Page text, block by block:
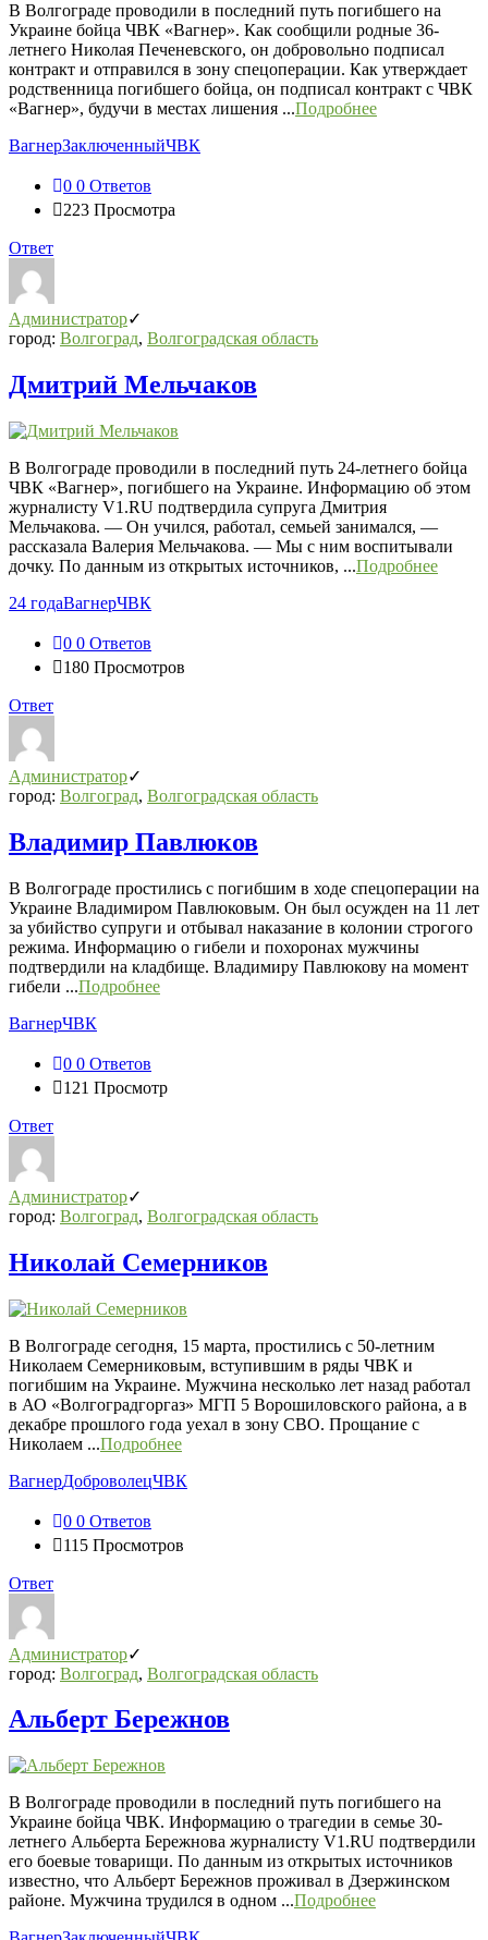
В Волгограде проводили в последний путь погибшего на
Украине бойца ЧВК «Вагнер». Как сообщили родные 36-
летнего Николая Печеневского, он добровольно подписал
контракт и отправился в зону спецоперации. Как утверждает
родственница погибшего бойца, он подписал контракт с ЧВК
«Вагнер», будучи в местах лишения ...Подробнее
ВагнерЗаключенныйЧВК
0 0 Ответов
223 Просмотра
Ответ
Администратор
город: Волгоград, Волгоградская область
Дмитрий Мельчаков
В Волгограде проводили в последний путь 24-летнего бойца
ЧВК «Вагнер», погибшего на Украине. Информацию об этом
журналисту V1.RU подтвердила супруга Дмитрия
Мельчакова. — Он учился, работал, семьей занимался, —
рассказала Валерия Мельчакова. — Мы с ним воспитывали
дочку. По данным из открытых источников, ...Подробнее
24 годаВагнерЧВК
0 0 Ответов
180 Просмотров
Ответ
Администратор
город: Волгоград, Волгоградская область
Владимир Павлюков
В Волгограде простились с погибшим в ходе спецоперации на
Украине Владимиром Павлюковым. Он был осужден на 11 лет
за убийство супруги и отбывал наказание в колонии строгого
режима. Информацию о гибели и похоронах мужчины
подтвердили на кладбище. Владимиру Павлюкову на момент
гибели ...Подробнее
ВагнерЧВК
0 0 Ответов
121 Просмотр
Ответ
Администратор
город: Волгоград, Волгоградская область
Николай Семерников
В Волгограде сегодня, 15 марта, простились с 50-летним
Николаем Семерниковым, вступившим в ряды ЧВК и
погибшим на Украине. Мужчина несколько лет назад работал
в АО «Волгоградгоргаз» МГП 5 Ворошиловского района, а в
декабре прошлого года уехал в зону СВО. Прощание с
Николаем ...Подробнее
ВагнерДоброволецЧВК
0 0 Ответов
115 Просмотров
Ответ
Администратор
город: Волгоград, Волгоградская область
Альберт Бережнов
В Волгограде проводили в последний путь погибшего на
Украине бойца ЧВК. Информацию о трагедии в семье 30-
летнего Альберта Бережнова журналисту V1.RU подтвердили
его боевые товарищи. По данным из открытых источников
известно, что Альберт Бережнов проживал в Дзержинском
районе. Мужчина трудился в одном ...Подробнее